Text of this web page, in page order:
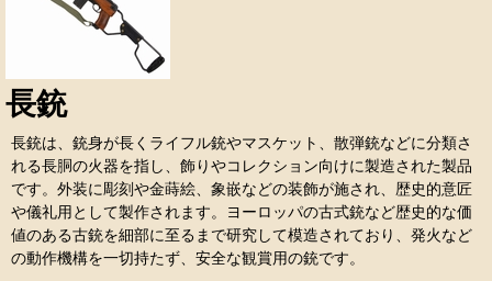
長銃
長銃は、銃身が長くライフル銃やマスケット、散弾銃などに分類さ
れる長胴の火器を指し、飾りやコレクション向けに製造された製品
です。外装に彫刻や金蒔絵、象嵌などの装飾が施され、歴史的意匠
や儀礼用として製作されます。ヨーロッパの古式銃など歴史的な価
値のある古銃を細部に至るまで研究して模造されており、発火など
の動作機構を一切持たず、安全な観賞用の銃です。